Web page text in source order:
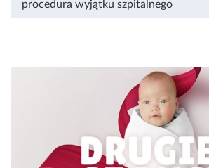
procedura wyjątku szpitalnego